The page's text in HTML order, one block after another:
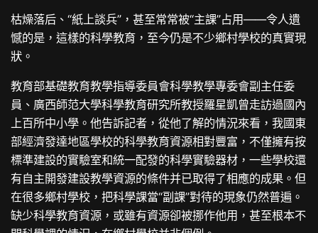
枯燥落后、“紙上談兵”，甚至常常被“主課”占用——令人遺
憾的是，這樣的科學教育，至今仍是不少鄉村學校的真實現
狀。
教育部基礎教育教學指導委員會科學教學專委會副主任委
員、廣西師范大學科學教育研究所教授羅星凱曾走訪過國內
上百所中小學。他告訴記者，從他了解的情況來看，我國東
部經濟發達地區學校的科學教育資源相對豐富，不僅擁有按
標準建設的實驗室和統一配發的科學實驗器材，一些學校還
有自主開發建設教學資源的條件并已取得了相應的成果。但
在很多鄉村學校，把科學課當“副課”對待的現象仍然普遍。
缺少科學教育資源，或雖有資源卻被挪作他用，甚至根本不